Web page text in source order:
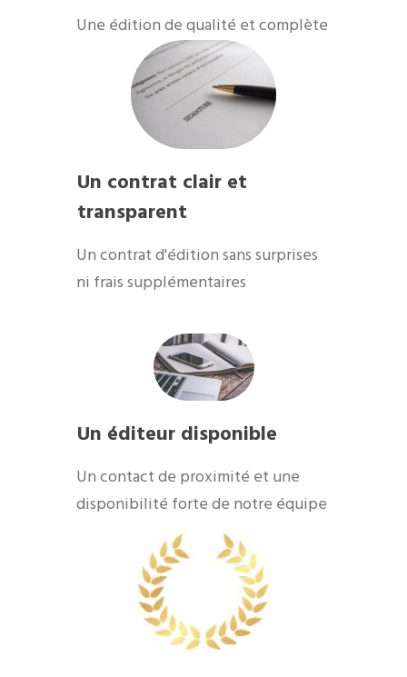
​Une édition de qualité et complète
Un contrat clair et
transparent
Un contrat d'édition sans surprises
ni frais supplémentaires
Un éditeur disponible
​Un contact de proximité et une
disponibilité forte de notre équipe